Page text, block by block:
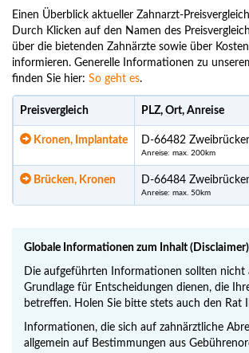
Einen Überblick aktueller Zahnarzt-
Durch Klicken auf den Namen des
über die bietenden Zahnärzte sowie über
informieren. Generelle Informationen zu
finden Sie hier: So geht es.
Preisvergleich PLZ, Ort, Anreise
Kronen, Implantate D-66482
Anreise: max. 200km
Brücken, Kronen D-66484
Anreise: max. 50km
Globale Informationen zum Inhalt (Disclaimer)
Die aufgeführten Informationen sollten nicht
Grundlage für Entscheidungen dienen, die
betreffen. Holen Sie bitte stets auch den Rat
Informationen, die sich auf zahnärztliche
allgemein auf Bestimmungen aus